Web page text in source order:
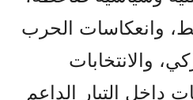
وانعكاسات الحرب
والانتخابات
داخل التيار الداعم